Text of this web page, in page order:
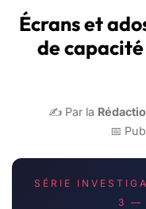
Écrans et
de
✍️ Par la
📅
SÉRIE
3 —